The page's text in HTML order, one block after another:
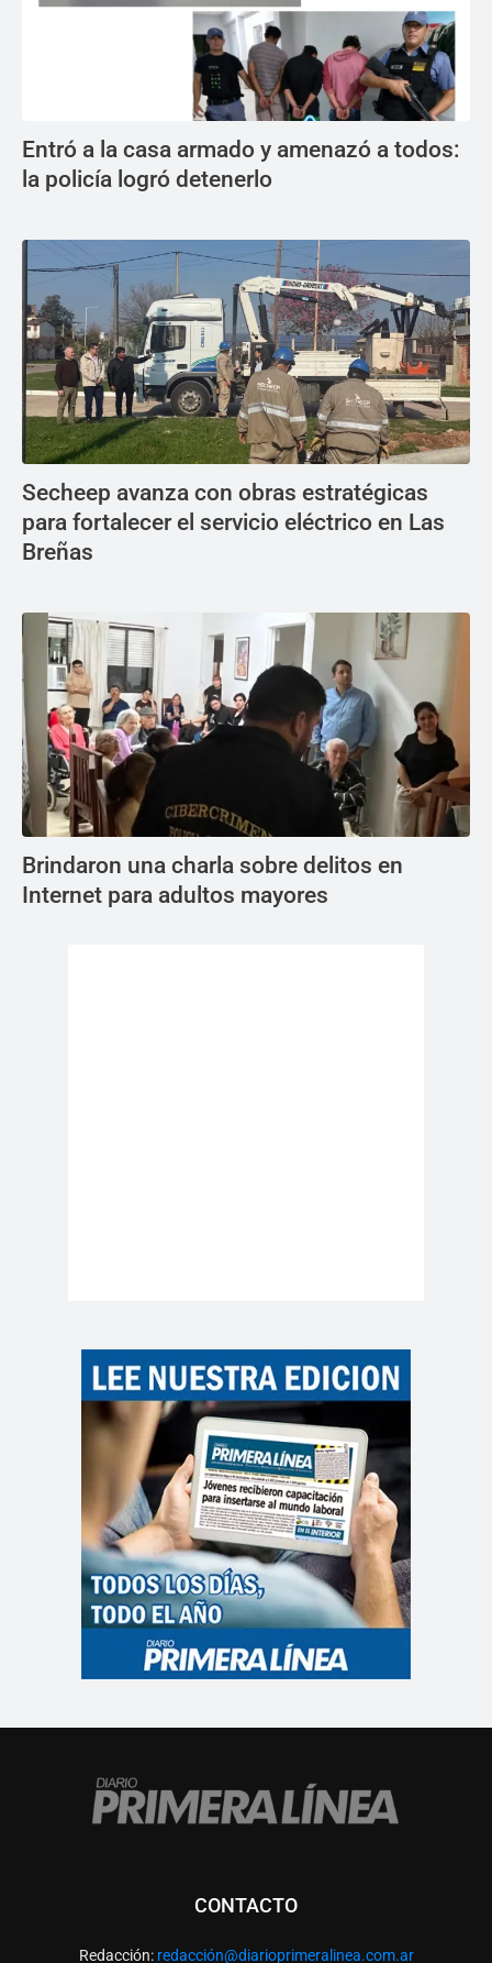
Entró a la casa armado y amenazó a todos:
la policía logró detenerlo
Secheep avanza con obras estratégicas
para fortalecer el servicio eléctrico en Las
Breñas
Brindaron una charla sobre delitos en
Internet para adultos mayores
CONTACTO
Redacción: redacción@diarioprimeralinea.com.ar